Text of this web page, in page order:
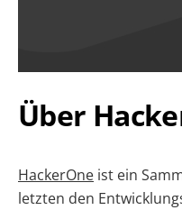
Über
HackerOne ist ein
letzten den